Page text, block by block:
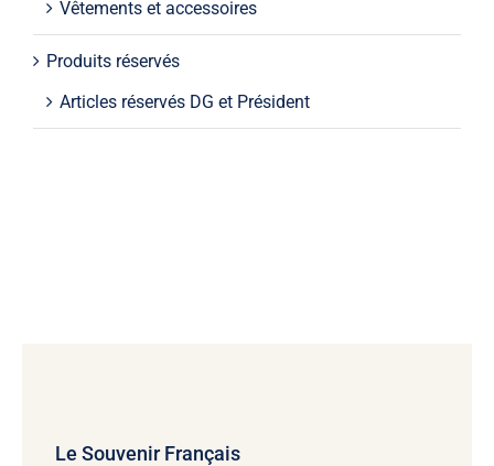
Vêtements et accessoires
Produits réservés
Articles réservés DG et Président
Le Souvenir Français